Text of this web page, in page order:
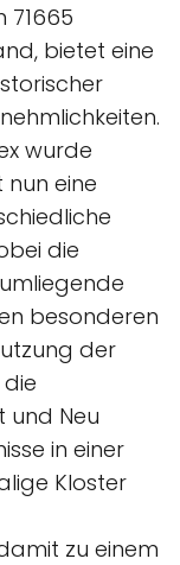
71665
bietet eine
wurde
eine
die
besonderen
der
und Neu
in einer
Kloster
zu einem